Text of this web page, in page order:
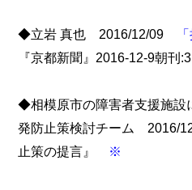
◆立岩 真也 2016/12/09
『京都新聞』2016-12-9朝刊:3
◆相模原市の障害者支援施設
発防止策検討チーム
止策の提言』 ※